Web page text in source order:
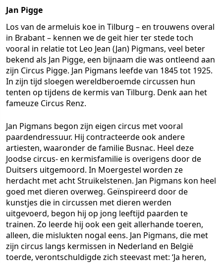
Jan Pigge
Los van de armeluis koe in Tilburg – en trouwens overal
in Brabant – kennen we de geit hier ter stede toch
vooral in relatie tot Leo Jean (Jan) Pigmans, veel beter
bekend als Jan Pigge, een bijnaam die was ontleend aan
zijn Circus Pigge. Jan Pigmans leefde van 1845 tot 1925.
In zijn tijd sloegen wereldberoemde circussen hun
tenten op tijdens de kermis van Tilburg. Denk aan het
fameuze Circus Renz.
Jan Pigmans begon zijn eigen circus met vooral
paardendressuur. Hij contracteerde ook andere
artiesten, waaronder de familie Busnac. Heel deze
Joodse circus- en kermisfamilie is overigens door de
Duitsers uitgemoord. In Moergestel worden ze
herdacht met acht Struikelstenen. Jan Pigmans kon heel
goed met dieren overweg. Geïnspireerd door de
kunstjes die in circussen met dieren werden
uitgevoerd, begon hij op jong leeftijd paarden te
trainen. Zo leerde hij ook een geit allerhande toeren,
alleen, die mislukten nogal eens. Jan Pigmans, die met
zijn circus langs kermissen in Nederland en België
toerde, verontschuldigde zich steevast met: ‘Ja heren,